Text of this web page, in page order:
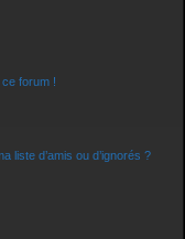
ce forum !
liste d’amis ou d’ignorés ?